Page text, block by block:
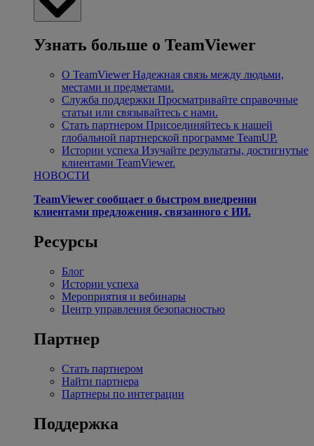
Узнать больше о TeamViewer
О TeamViewer Надежная связь между людьми,
местами и предметами.
Служба поддержки Просматривайте справочные
статьи или связывайтесь с нами.
Стать партнером Присоединяйтесь к нашей
глобальной партнерской программе TeamUP.
Истории успеха Изучайте результаты, достигнутые
клиентами TeamViewer.
НОВОСТИ
TeamViewer сообщает о быстром внедрении
клиентами предложения, связанного с ИИ.
Ресурсы
Блог
Истории успеха
Мероприятия и вебинары
Центр управления безопасностью
Партнер
Стать партнером
Найти партнера
Партнеры по интеграции
Поддержка